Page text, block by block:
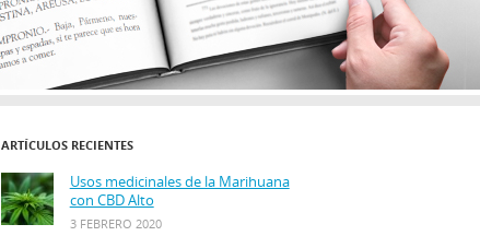
ARTÍCULOS RECIENTES
Usos medicinales de la Marihuana
con CBD Alto
3 FEBRERO 2020